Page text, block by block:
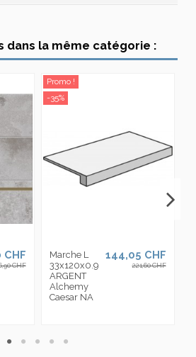
dans la même catégorie :
CHF
CHF
Promo !
-35%
Marche L
33x120x0.9
ARGENT
Alchemy
Caesar NA
144,05 CHF
221,60 CHF